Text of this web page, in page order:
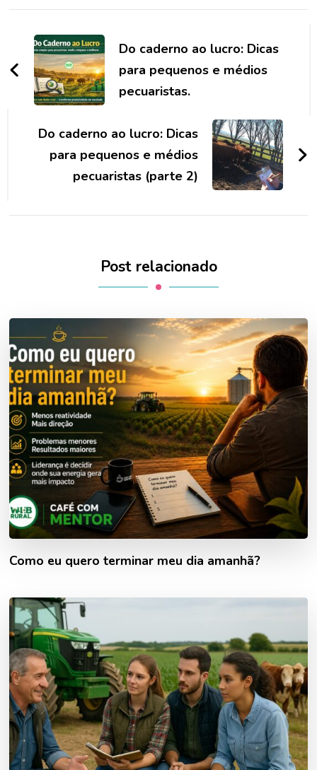
de
post
Do caderno ao lucro: Dicas
para pequenos e médios
pecuaristas.
Do caderno ao lucro: Dicas
para pequenos e médios
pecuaristas (parte 2)
Post relacionado
Como eu quero terminar meu dia amanhã?